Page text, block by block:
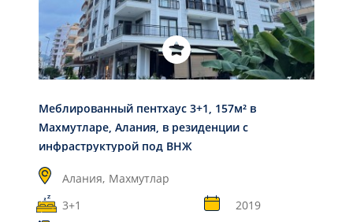
Меблированный пентхаус 3+1, 157м² в
Махмутларе, Алания, в резиденции с
инфраструктурой под ВНЖ
Алания, Махмутлар
3+1
2019